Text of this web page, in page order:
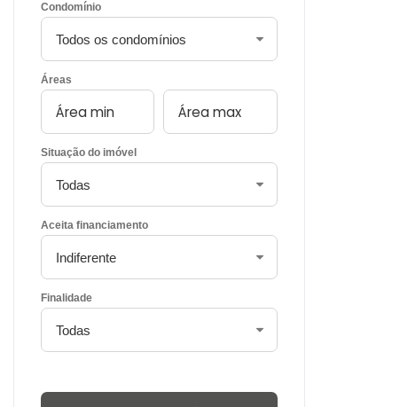
Condomínio
Áreas
Situação do imóvel
Aceita financiamento
Finalidade